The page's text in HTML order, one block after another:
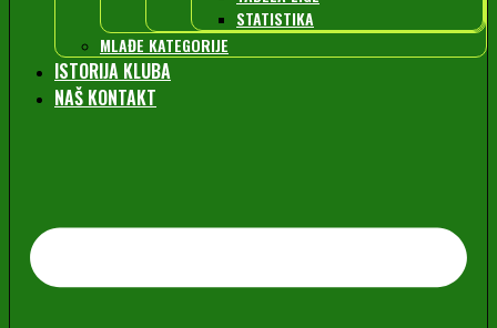
STATISTIKA
MLAĐE KATEGORIJE
ISTORIJA KLUBA
NAŠ KONTAKT